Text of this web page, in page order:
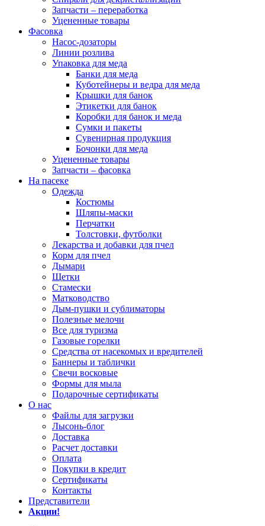
Запчасти – переработка
Уцененные товары
Фасовка
Насос-дозаторы
Линии розлива
Упаковка для меда
Банки для меда
Куботейнеры и ведра для меда
Крышки для банок
Этикетки для банок
Коробки для банок и меда
Сумки и пакеты
Сувенирная продукция
Бочонки для меда
Уцененные товары
Запчасти – фасовка
На пасеке
Одежда
Костюмы
Шляпы-маски
Перчатки
Толстовки, футболки
Лекарства и добавки для пчел
Корм для пчел
Дымари
Щетки
Стамески
Матководство
Дым-пушки и сублиматоры
Полезные мелочи
Все для туризма
Газовые горелки
Средства от насекомых и вредителей
Баннеры и таблички
Свечи восковые
Формы для мыла
Подарочные сертификаты
О нас
Файлы для загрузки
Лысонь-блог
Доставка
Расчет доставки
Оплата
Покупки в кредит
Сертификаты
Контакты
Представители
Акции!